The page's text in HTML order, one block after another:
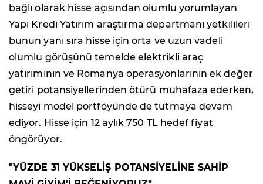
bağlı olarak hisse açısından olumlu yorumlayan
Yapı Kredi Yatırım araştırma departmanı yetkilileri
bunun yanı sıra hisse için orta ve uzun vadeli
olumlu görüşünü temelde elektrikli araç
yatırımının ve Romanya operasyonlarının ek değer
getiri potansiyellerinden ötürü muhafaza ederken,
hisseyi model portföyünde de tutmaya devam
ediyor. Hisse için 12 aylık 750 TL hedef fiyat
öngörüyor.
"YÜZDE 31 YÜKSELİŞ POTANSİYELİNE SAHİP